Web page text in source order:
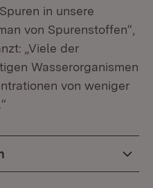
in unsere
von Spurenstoffen“,
„Viele der
Wasserorganismen
von weniger